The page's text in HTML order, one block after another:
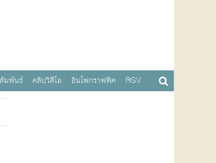
มพันธ์ คลิปวิดีโอ อินโฟกราฟฟิค RSV